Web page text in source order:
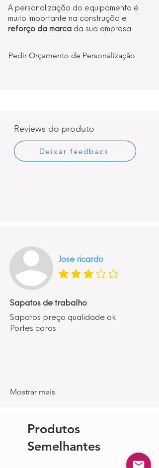
A personalização do equipamento é
muito importante na construção e
reforço da marca da sua empresa.
Pedir Orçamento de Personalização
Reviews do produto
Deixar feedback
Jose ricardo
classificação média é 3 de 5
Sapatos de trabalho
Sapatos preço qualidade ok
Portes caros
Mostrar mais
Produtos
Semelhantes